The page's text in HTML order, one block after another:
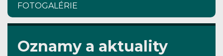
Oznamy a aktuality
FOTOGALÉRIE